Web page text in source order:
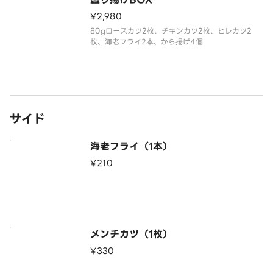
¥2,980
80gロースカツ2枚、チキンカツ2枚、ヒレカツ2
枚、海老フライ2本、から揚げ4個
サイド
海老フライ（1本）
¥210
メンチカツ（1枚）
¥330